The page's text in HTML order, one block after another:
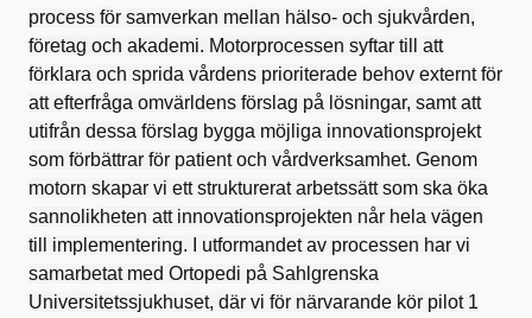
process för samverkan mellan hälso- och sjukvården,
företag och akademi. Motorprocessen syftar till att
förklara och sprida vårdens prioriterade behov externt för
att efterfråga omvärldens förslag på lösningar, samt att
utifrån dessa förslag bygga möjliga innovationsprojekt
som förbättrar för patient och vårdverksamhet. Genom
motorn skapar vi ett strukturerat arbetssätt som ska öka
sannolikheten att innovationsprojekten når hela vägen
till implementering. I utformandet av processen har vi
samarbetat med Ortopedi på Sahlgrenska
Universitetssjukhuset, där vi för närvarande kör pilot 1